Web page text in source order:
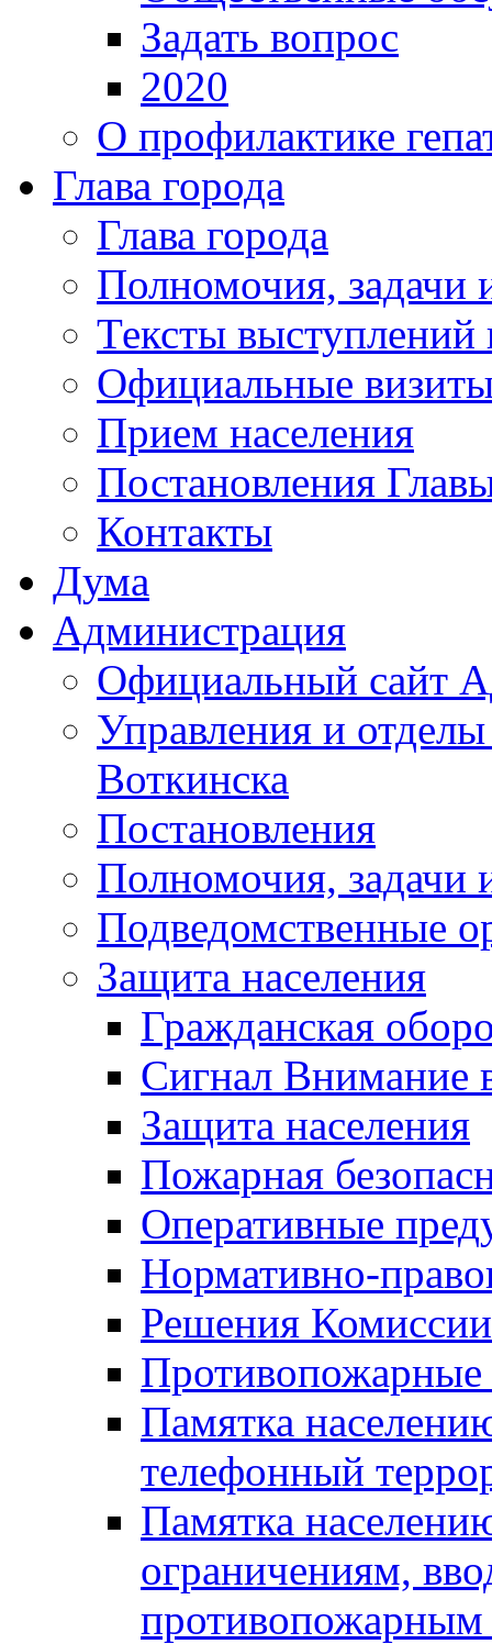
Задать вопрос
2020
О профилактике
Глава города
Глава города
Полномочия, задачи
Тексты выступлений
Официальные
Прием населения
Постановления
Контакты
Дума
Администрация
Официальный сайт
Управления и
Воткинска
Постановления
Полномочия, задачи
Подведомственные
Защита населения
Гражданская
Сигнал Внимание
Защита населения
Пожарная
Оперативные
Нормативно-
Решения
Противопожарные
Памятка
телефонный
Памятка
ограничениям,